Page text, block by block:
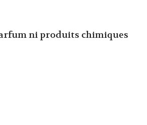
ni produits chimiques